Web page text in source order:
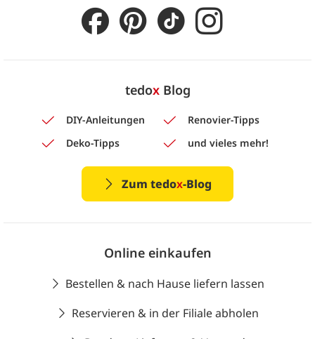
tedoxBlog
DIY-Anleitungen
Renovier-Tipps
Deko-Tipps
und vieles mehr!
Zum tedox-Blog
Online einkaufen
Bestellen & nach Hause liefern lassen
Reservieren & in der Filiale abholen